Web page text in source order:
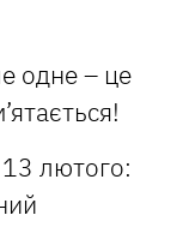
одне – це